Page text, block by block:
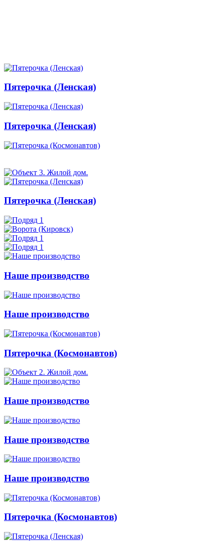
Пятерочка (Ленская)
Пятерочка (Ленская)
Пятерочка (Ленская)
Наше производство
Наше производство
Пятерочка (Космонавтов)
Наше производство
Наше производство
Наше производство
Пятерочка (Космонавтов)